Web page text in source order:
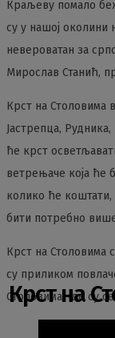
Крст на
Краљеву помало
су у нашој околини
невероватан за
Мирослав Станић,
Крст на Столовима
Јастрепца,
ће крст
ветрењаче која ће
колико ће коштати,
бити потребно
Крст на Столовима
су приликом
Столовима, где су